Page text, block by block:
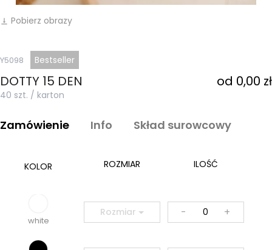
vertical_align_bottom Pobierz obrazy
Y5098 Bestseller
DOTTY 15 DEN od 0,00 zł
40 szt. / karton
Zamówienie Info Skład surowcowy
KOLOR ROZMIAR ILOŚĆ
white
Rozmiar - +